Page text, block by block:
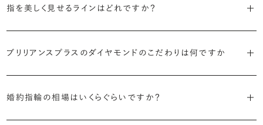
流行に左右されないデザインであること、そして年齢を重ねた手にも
・着用シーンを想像して選ぶ
掛かりにくさに配慮されていたり、ダイヤモンドの大きさ自体も控えめ
リリアンスプラスでも不動の人気を誇ります。
主役のダイヤモンドの横に小ぶりなメレダイヤモンドでアクセントを添
指を美しく見せるラインはどれですか？
見えやすいと言われています。
てきます。ぜひ、所要時間30秒のブリリアンスプラスオリジナル診断を
ブリリアンスプラスのダイヤモンドのこだわりは何ですか
種類、品質、価格に至るまで、あらゆる価値観に合う多様なダイヤモン
婚約指輪の相場はいくらぐらいですか？